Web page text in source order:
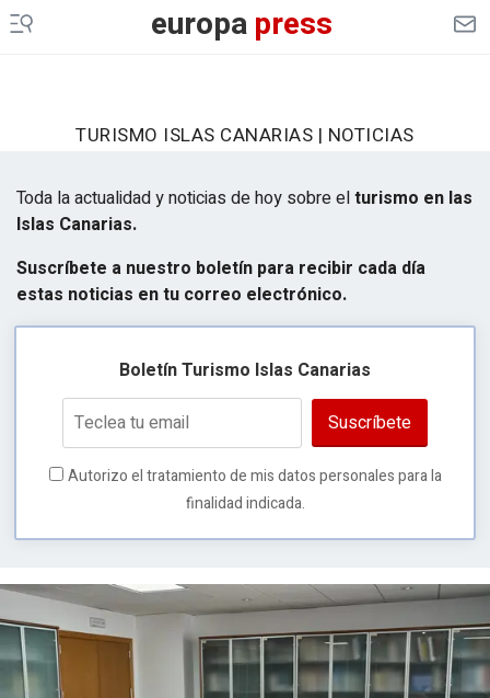
europapress
TURISMO ISLAS CANARIAS | NOTICIAS
Toda la actualidad y noticias de hoy sobre elturismo en las
Islas Canarias.
Suscríbete a nuestro boletín para recibir cada día
estas noticias en tu correo electrónico.
Boletín Turismo Islas Canarias
Suscríbete
Autorizo el tratamiento de mis datos personales para la
finalidad indicada.